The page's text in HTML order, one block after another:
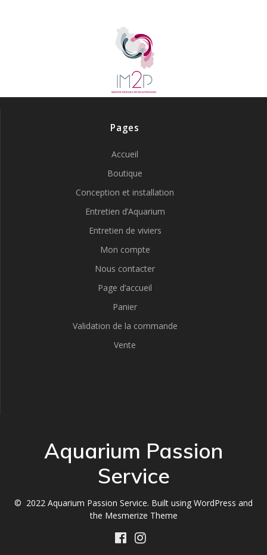
Pages
Accueil
Boutique
Conception et installation
Entretien d’Aquarium
Entretien de viviers
Mon compte
Nous contacter
Page d’accueil
Panier
Validation de la commande
Vente
Aquarium Passion
Service
© 2022 Aquarium Passion Service. Built using WordPress and
the Mesmerize Theme